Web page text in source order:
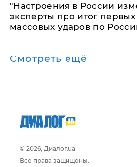
"Настроения в России
эксперты про итог
массовых ударов по
Смотреть ещё
© 2026, Диалог.ua
Все права защищены.